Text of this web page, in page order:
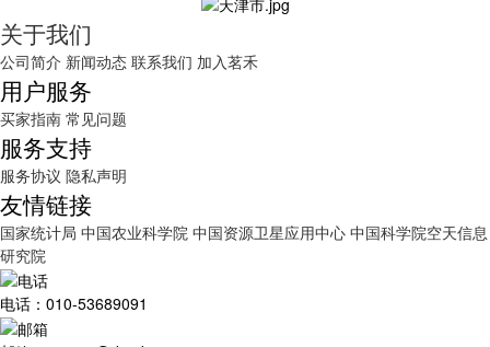
关于我们
公司简介 新闻动态 联系我们 加入茗禾
用户服务
买家指南 常见问题
服务支持
服务协议 隐私声明
友情链接
国家统计局 中国农业科学院 中国资源卫星应用中心 中国科学院空天信息
研究院
电话：010-53689091